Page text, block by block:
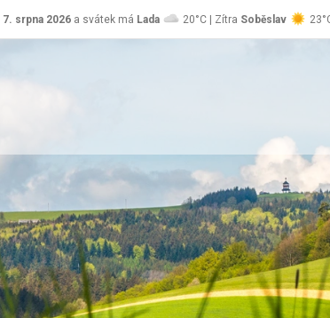
7. srpna 2026 a svátek má Lada 20°C | Zítra Soběslav